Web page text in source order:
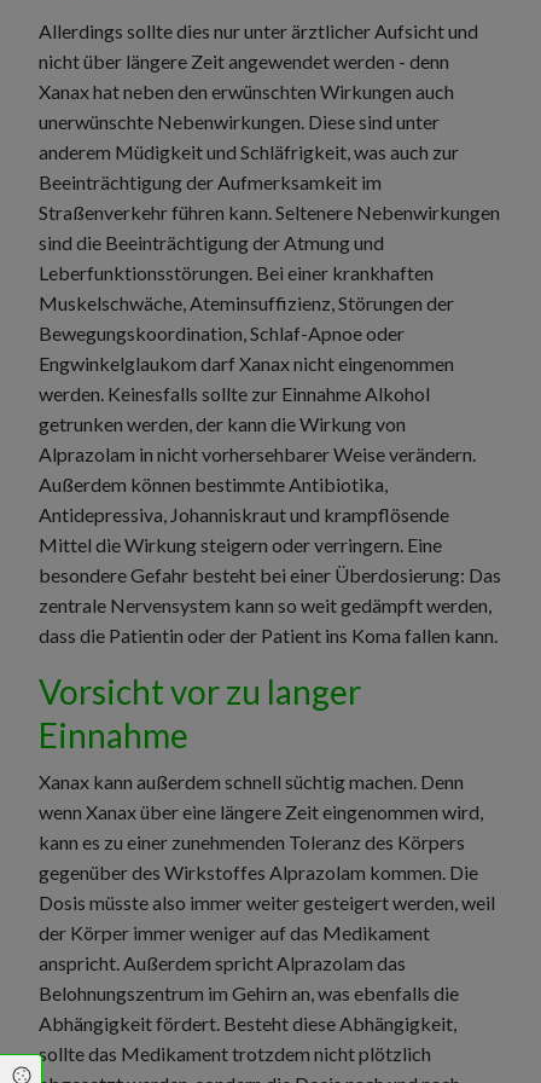
Allerdings sollte dies nur unter ärztlicher Aufsicht und
nicht über längere Zeit angewendet werden - denn
Xanax hat neben den erwünschten Wirkungen auch
unerwünschte Nebenwirkungen. Diese sind unter
anderem Müdigkeit und Schläfrigkeit, was auch zur
Beeinträchtigung der Aufmerksamkeit im
Straßenverkehr führen kann. Seltenere Nebenwirkungen
sind die Beeinträchtigung der Atmung und
Leberfunktionsstörungen. Bei einer krankhaften
Muskelschwäche, Ateminsuffizienz, Störungen der
Bewegungskoordination, Schlaf-Apnoe oder
Engwinkelglaukom darf Xanax nicht eingenommen
werden. Keinesfalls sollte zur Einnahme Alkohol
getrunken werden, der kann die Wirkung von
Alprazolam in nicht vorhersehbarer Weise verändern.
Außerdem können bestimmte Antibiotika,
Antidepressiva, Johanniskraut und krampflösende
Mittel die Wirkung steigern oder verringern. Eine
besondere Gefahr besteht bei einer Überdosierung: Das
zentrale Nervensystem kann so weit gedämpft werden,
dass die Patientin oder der Patient ins Koma fallen kann.
Vorsicht vor zu langer
Einnahme
Xanax kann außerdem schnell süchtig machen. Denn
wenn Xanax über eine längere Zeit eingenommen wird,
kann es zu einer zunehmenden Toleranz des Körpers
gegenüber des Wirkstoffes Alprazolam kommen. Die
Dosis müsste also immer weiter gesteigert werden, weil
der Körper immer weniger auf das Medikament
anspricht. Außerdem spricht Alprazolam das
Belohnungszentrum im Gehirn an, was ebenfalls die
Abhängigkeit fördert. Besteht diese Abhängigkeit,
sollte das Medikament trotzdem nicht plötzlich
Cookie Einstellungen